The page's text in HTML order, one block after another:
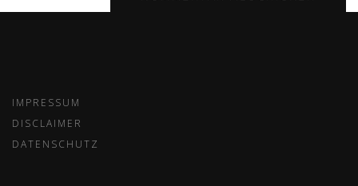
IMPRESSUM
DISCLAIMER
DATENSCHUTZ